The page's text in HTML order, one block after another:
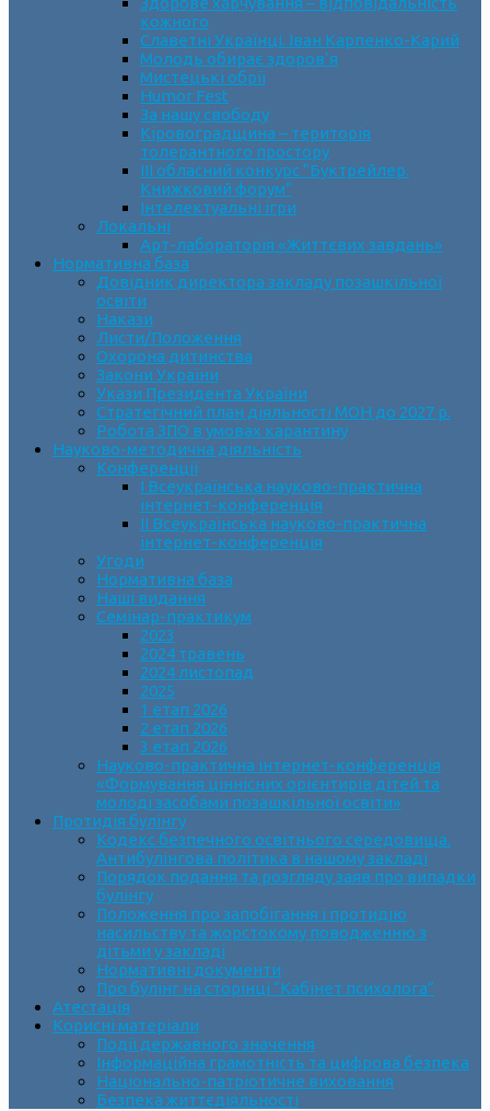
кожного
Славетні Українці. Іван Карпенко-Карий
Молодь обирає здоров’я
Мистецькі обрії
Humor Fest
За нашу свободу
Кіровоградщина – територія
толерантного простору
ІII обласний конкурс “Буктрейлер.
Книжковий форум”
Інтелектуальні ігри
Локальні
Арт-лабораторія «Життєвих завдань»
Нормативна база
Довідник директора закладу позашкільної
освіти
Накази
Листи/Положення
Охорона дитинства
Закони України
Укази Президента України
Стратегічний план діяльності МОН до 2027 р.
Робота ЗПО в умовах карантину
Науково-методична діяльність
Конференції
І Всеукраїнська науково-практична
інтернет-конференція
ІІ Всеукраїнська науково-практична
інтернет-конференція
Угоди
Нормативна база
Наші видання
Семінар-практикум
2023
2024 травень
2024 листопад
2025
1 етап 2026
2 етап 2026
3 етап 2026
Науково-практична інтернет-конференція
«Формування ціннісних орієнтирів дітей та
молоді засобами позашкільної освіти»
Протидія булінгу
Кодекс безпечного освітнього середовища.
Антибулінгова політика в нашому закладі
Порядок подання та розгляду заяв про випадки
булінгу
Положення про запобігання і протидію
насильству та жорстокому поводженню з
дітьми у закладі
Нормативні документи
Про булінг на сторінці “Кабінет психолога”
Атестація
Корисні матеріали
Події державного значення
Інформаційна грамотність та цифрова безпека
Національно-патріотичне виховання
Безпека життєдіяльності